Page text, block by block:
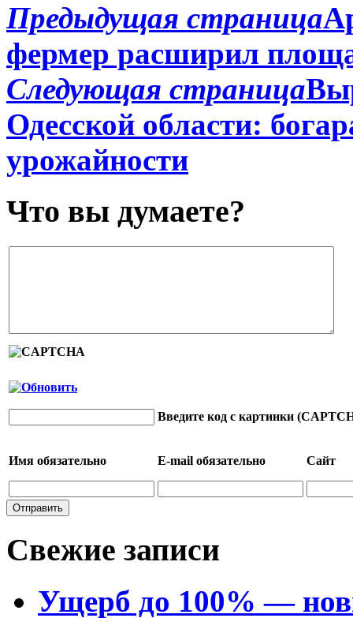
Предыдущая страница
фермер расширил
Следующая страница
Одесской области:
урожайности
Что вы думаете?
Введите код с картинки
Имя обязательно E-mail обязательно Сайт
Свежие записи
Ущерб до 100% —